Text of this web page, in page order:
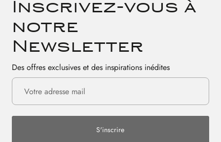
Inscrivez-vous à
notre
Newsletter
Des offres exclusives et des inspirations inédites
S'inscrire